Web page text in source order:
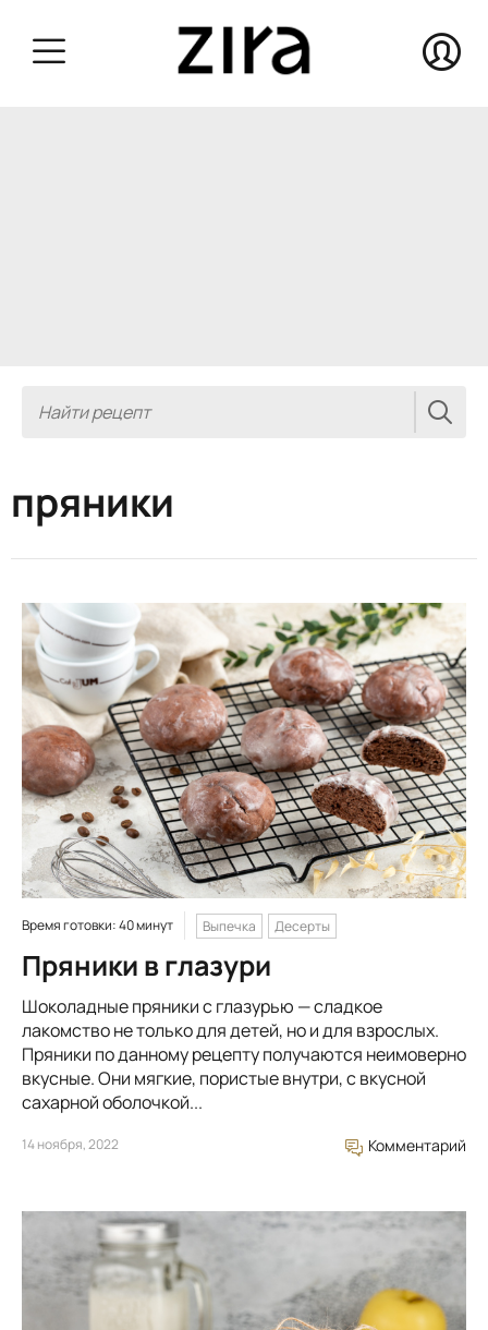
пряники
Время готовки: 40 минут Выпечка Десерты
Пряники в глазури
Шоколадные пряники с глазурью — сладкое
лакомство не только для детей, но и для взрослых.
Пряники по данному рецепту получаются неимоверно
вкусные. Они мягкие, пористые внутри, с вкусной
сахарной оболочкой...
14 ноября, 2022 Комментарий